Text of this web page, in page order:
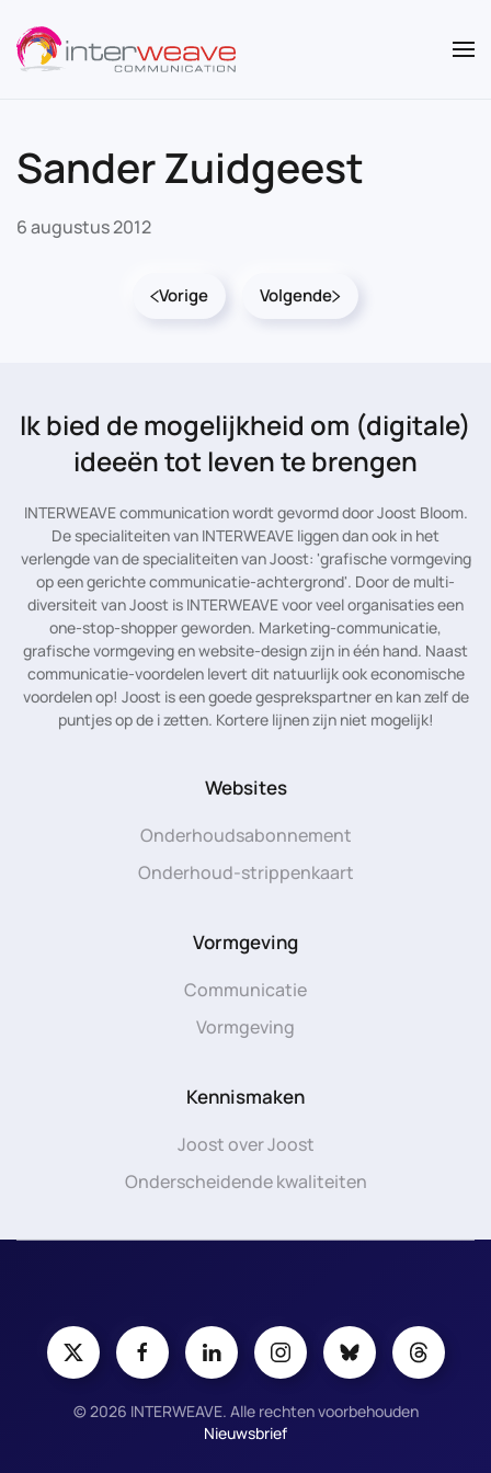
Overslaan en naar de inhoud gaan
Sander Zuidgeest
6 augustus 2012
Vorige Volgende
Ik bied de mogelijkheid om (digitale)
ideeën tot leven te brengen
INTERWEAVE communication wordt gevormd door Joost Bloom.
De specialiteiten van INTERWEAVE liggen dan ook in het
verlengde van de specialiteiten van Joost: 'grafische vormgeving
op een gerichte communicatie-achtergrond'. Door de multi-
diversiteit van Joost is INTERWEAVE voor veel organisaties een
one-stop-shopper geworden. Marketing-communicatie,
grafische vormgeving en website-design zijn in één hand. Naast
communicatie-voordelen levert dit natuurlijk ook economische
voordelen op! Joost is een goede gesprekspartner en kan zelf de
puntjes op de i zetten. Kortere lijnen zijn niet mogelijk!
Websites
Onderhoudsabonnement
Onderhoud-strippenkaart
Vormgeving
Communicatie
Vormgeving
Kennismaken
Joost over Joost
Onderscheidende kwaliteiten
©2026 INTERWEAVE. Alle rechten voorbehouden
Nieuwsbrief